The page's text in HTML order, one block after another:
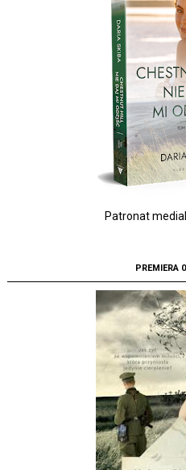
Patronat
PREMIERA